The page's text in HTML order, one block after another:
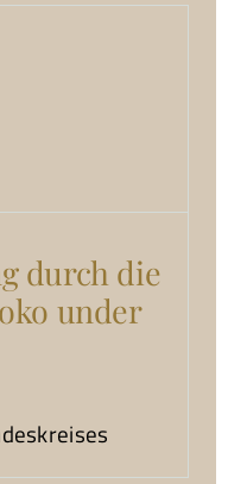
durch die
under